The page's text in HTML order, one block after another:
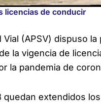
licencias de conducir
(APSV) dispuso la
la vigencia de
la pandemia de
quedan extendidos